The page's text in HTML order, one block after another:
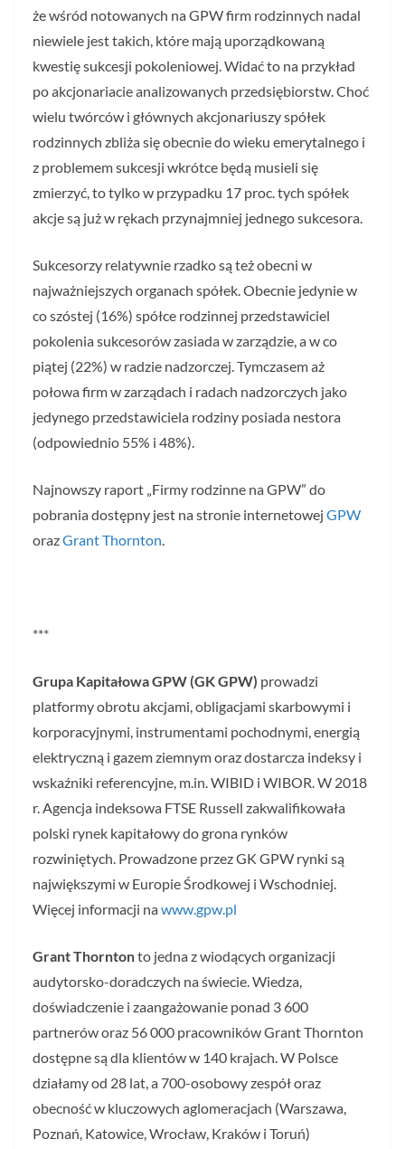
że wśród notowanych na GPW firm rodzinnych nadal
niewiele jest takich, które mają uporządkowaną
kwestię sukcesji pokoleniowej. Widać to na przykład
po akcjonariacie analizowanych przedsiębiorstw. Choć
wielu twórców i głównych akcjonariuszy spółek
rodzinnych zbliża się obecnie do wieku emerytalnego i
z problemem sukcesji wkrótce będą musieli się
zmierzyć, to tylko w przypadku 17 proc. tych spółek
akcje są już w rękach przynajmniej jednego sukcesora.
Sukcesorzy relatywnie rzadko są też obecni w
najważniejszych organach spółek. Obecnie jedynie w
co szóstej (16%) spółce rodzinnej przedstawiciel
pokolenia sukcesorów zasiada w zarządzie, a w co
piątej (22%) w radzie nadzorczej. Tymczasem aż
połowa firm w zarządach i radach nadzorczych jako
jedynego przedstawiciela rodziny posiada nestora
(odpowiednio 55% i 48%).
Najnowszy raport „Firmy rodzinne na GPW” do
pobrania dostępny jest na stronie internetowej GPW
orazGrant Thornton.
***
Grupa Kapitałowa GPW (GK GPW) prowadzi
platformy obrotu akcjami, obligacjami skarbowymi i
korporacyjnymi, instrumentami pochodnymi, energią
elektryczną i gazem ziemnym oraz dostarcza indeksy i
wskaźniki referencyjne, m.in. WIBID i WIBOR. W 2018
r. Agencja indeksowa FTSE Russell zakwalifikowała
polski rynek kapitałowy do grona rynków
rozwiniętych. Prowadzone przez GK GPW rynki są
największymi w Europie Środkowej i Wschodniej.
Więcej informacji nawww.gpw.pl
Grant Thorntonto jedna z wiodących organizacji
audytorsko-doradczych na świecie. Wiedza,
doświadczenie i zaangażowanie ponad 3 600
partnerów oraz 56 000 pracowników Grant Thornton
dostępne są dla klientów w 140 krajach. W Polsce
działamy od 28 lat, a 700-osobowy zespół oraz
obecność w kluczowych aglomeracjach (Warszawa,
Poznań, Katowice, Wrocław, Kraków i Toruń)